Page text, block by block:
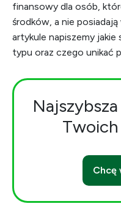
finansowy dla osób,
środków, a nie
artykule napiszemy
typu oraz czego unikać
Chcę